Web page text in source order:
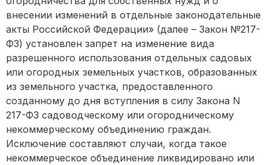
внесении изменений в отдельные законодательные
акты Российской Федерации» (далее – Закон №217-
ФЗ) установлен запрет на изменение вида
разрешенного использования отдельных садовых
или огородных земельных участков, образованных
из земельного участка, предоставленного
созданному до дня вступления в силу Закона N
217-ФЗ садоводческому или огородническому
некоммерческому объединению граждан.
Исключение составляют случаи, когда такое
некоммерческое объединение ликвидировано или